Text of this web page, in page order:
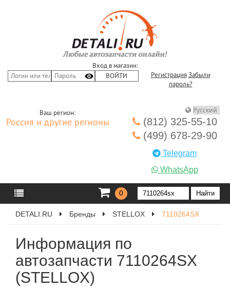
Вход в магазин:
Регистрация Забыли
пароль?
Ваш регион:
Россия и другие регионы
(812) 325-55-10
(499) 678-29-90
Telegram
WhatsApp
0
DETALI.RU Бренды STELLOX 7110264SX
Информация по
автозапчасти 7110264SX
(STELLOX)